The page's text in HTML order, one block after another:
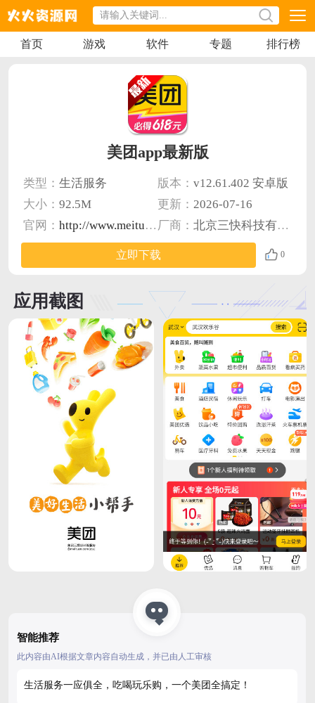
首页 游戏 软件 专题 排行榜
美团app最新版
类型： 生活服务 版本： v12.61.402 安卓版
大小： 92.5M 更新： 2026-07-16
官网： http://www.meituan.com/ 厂商： 北京三快科技有限公司
立即下载 0
应用截图
智能推荐
此内容由AI根据文章内容自动生成，并已由人工审核
生活服务一应俱全，吃喝玩乐购，一个美团全搞定！